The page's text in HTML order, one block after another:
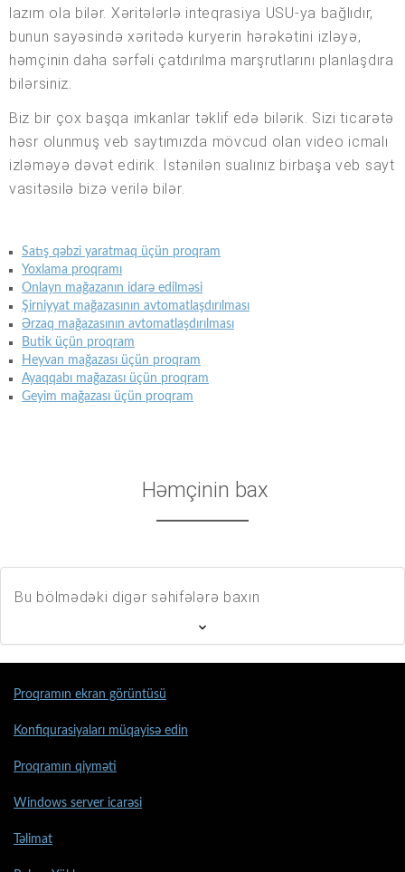
lazım ola bilər. Xəritələrlə inteqrasiya USU-ya bağlıdır,
bunun sayəsində xəritədə kuryerin hərəkətini izləyə,
həmçinin daha sərfəli çatdırılma marşrutlarını planlaşdıra
bilərsiniz.
Biz bir çox başqa imkanlar təklif edə bilərik. Sizi ticarətə
həsr olunmuş veb saytımızda mövcud olan video icmalı
izləməyə dəvət edirik. İstənilən sualınız birbaşa veb sayt
vasitəsilə bizə verilə bilər.
Satış qəbzi yaratmaq üçün proqram
Yoxlama proqramı
Onlayn mağazanın idarə edilməsi
Şirniyyat mağazasının avtomatlaşdırılması
Ərzaq mağazasının avtomatlaşdırılması
Butik üçün proqram
Heyvan mağazası üçün proqram
Ayaqqabı mağazası üçün proqram
Geyim mağazası üçün proqram
Həmçinin bax
Bu bölmədəki digər səhifələrə baxın
Proqramın ekran görüntüsü
Konfiqurasiyaları müqayisə edin
Proqramın qiyməti
Windows server icarəsi
Təlimat